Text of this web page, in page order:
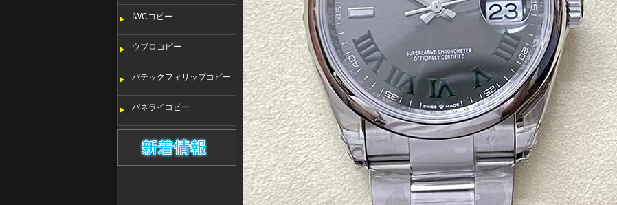
IWCコピー
ウブロコピー
パテックフィリップコピー
パネライコピー